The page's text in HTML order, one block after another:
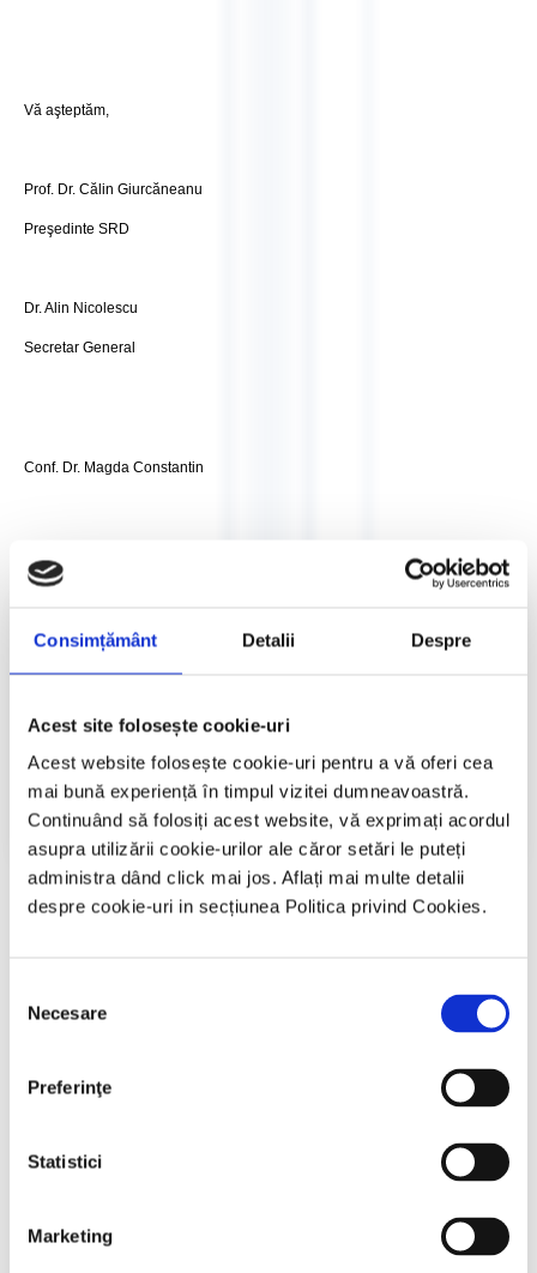
Consimțământ Detalii Despre
Acest site folosește cookie-uri
Acest website folosește cookie-uri pentru a vă oferi cea
mai bună experiență în timpul vizitei dumneavoastră.
Continuând să folosiți acest website, vă exprimați acordul
asupra utilizării cookie-urilor ale căror setări le puteți
administra dând click mai jos. Aflați mai multe detalii
despre cookie-uri in secțiunea Politica privind Cookies.
consimțământului
Necesare
Preferinţe
Statistici
Marketing
Vă aşteptăm,
Prof. Dr. Călin Giurcăneanu
Preşedinte SRD
Dr. Alin Nicolescu
Secretar General
Conf. Dr. Magda Constantin
Accesează
Centrul de Agrement Poiana Brasov: Strada Valea Dragă 2A, Brașov